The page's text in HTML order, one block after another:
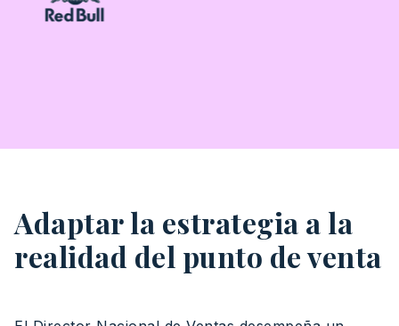
Adaptar la estrategia a la
realidad del punto de venta